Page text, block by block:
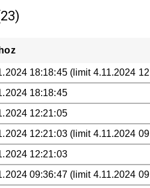
18:18:45 (limit 4.11.2024
18:18:45
12:21:05
12:21:03 (limit 4.11.2024
12:21:03
09:36:47 (limit 4.11.2024